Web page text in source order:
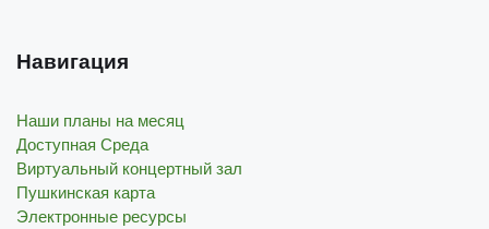
Навигация
Наши планы на месяц
Доступная Среда
Виртуальный концертный зал
Пушкинская карта
Электронные ресурсы